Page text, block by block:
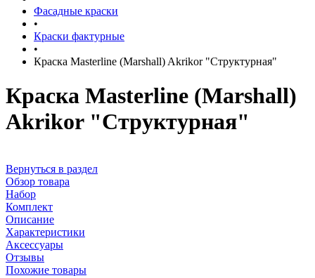
Фасадные краски
•
Краски фактурные
•
Краска Masterline (Marshall) Akrikor "Структурная"
Краска Masterline (Marshall)
Akrikor "Структурная"
Вернуться в раздел
Обзор товара
Набор
Комплект
Описание
Характеристики
Аксессуары
Отзывы
Похожие товары